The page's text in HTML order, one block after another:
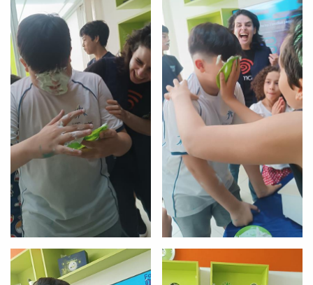
PEÇA UMA DEMONSTRAÇÃO DE MÉTODO
Desculpe!
Não encontramos nenhuma unidade
inFlux nesta cidade ou bairro que
você digitou.